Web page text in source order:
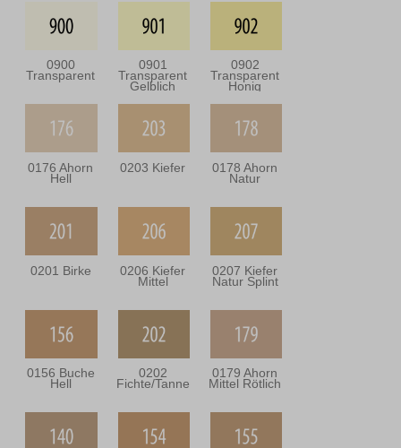
0900
Transparent
0901
Transparent
Gelblich
0902
Transparent
Honig
0176 Ahorn
Hell
0203 Kiefer 0178 Ahorn
Natur
0201 Birke 0206 Kiefer
Mittel
0207 Kiefer
Natur Splint
0156 Buche
Hell
0202
Fichte/Tanne
0179 Ahorn
Mittel Rötlich